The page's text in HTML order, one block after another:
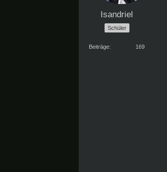
Isandriel
Schüler
Beiträge 169